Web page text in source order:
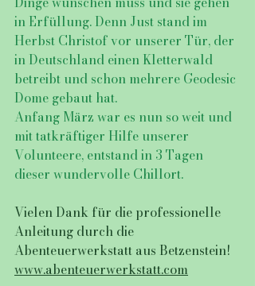
in Erfüllung. Denn Just stand im
Herbst Christof vor unserer Tür, der
in Deutschland einen Kletterwald
betreibt und schon mehrere Geodesic
Dome gebaut hat.
Anfang März war es nun so weit und
mit tatkräftiger Hilfe unserer
Volunteere, entstand in 3 Tagen
dieser wundervolle Chillort.
Vielen Dank für die professionelle
Anleitung durch die
Abenteuerwerkstatt aus Betzenstein!
www.abenteuerwerkstatt.com